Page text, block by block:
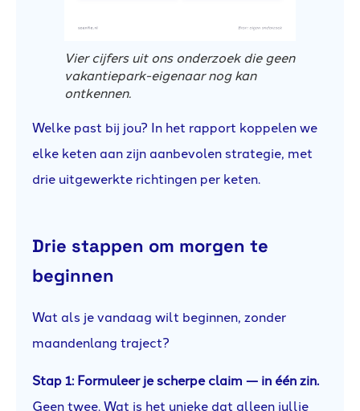
Vier cijfers uit ons onderzoek die geen
vakantiepark-eigenaar nog kan
ontkennen.
Welke past bij jou? In het rapport koppelen we
elke keten aan zijn aanbevolen strategie, met
drie uitgewerkte richtingen per keten.
Drie stappen om morgen te
beginnen
Wat als je vandaag wilt beginnen, zonder
maandenlang traject?
Stap 1: Formuleer je scherpe claim — in één zin.
Geen twee. Wat is het unieke dat alleen jullie